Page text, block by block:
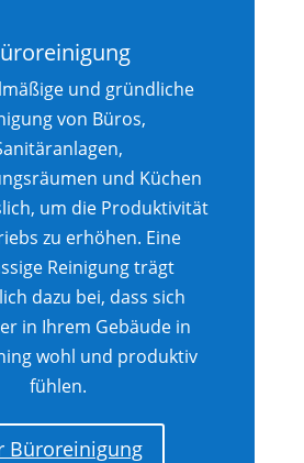
und gründliche
von Büros,
und Küchen
um die Produktivität
zu erhöhen. Eine
Reinigung trägt
dazu bei, dass sich
in Ihrem Gebäude in
wohl und produktiv
fühlen.
Büroreinigung